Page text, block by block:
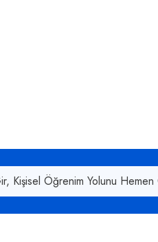
Kişisel Öğrenim Yolunu Hemen